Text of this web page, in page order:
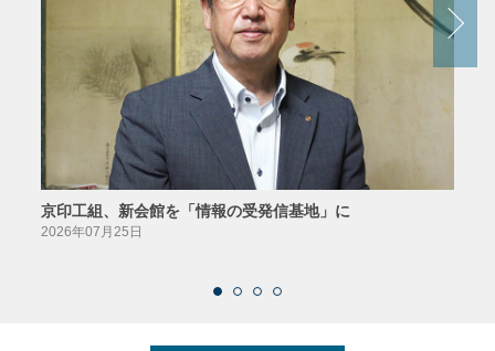
京印工組、新会館を「情報の受発信基地」に
2026年07月25日